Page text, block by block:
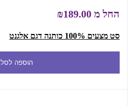
החל מ ₪189.00
סט מצעים 100% כותנה דגם אלגנט
הוספה לסל